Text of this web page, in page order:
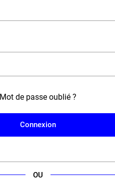
Mot de passe oublié ?
Connexion
OU
d'unexpert
meilleur de la vape